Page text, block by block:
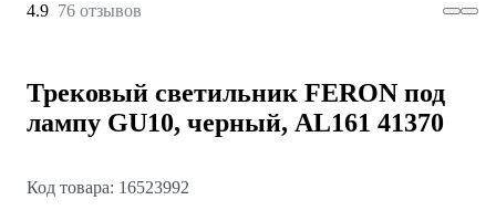
4.9 76 отзывов
Трековый светильник FERON под
лампу GU10, черный, AL161 41370
Код товара: 16523992